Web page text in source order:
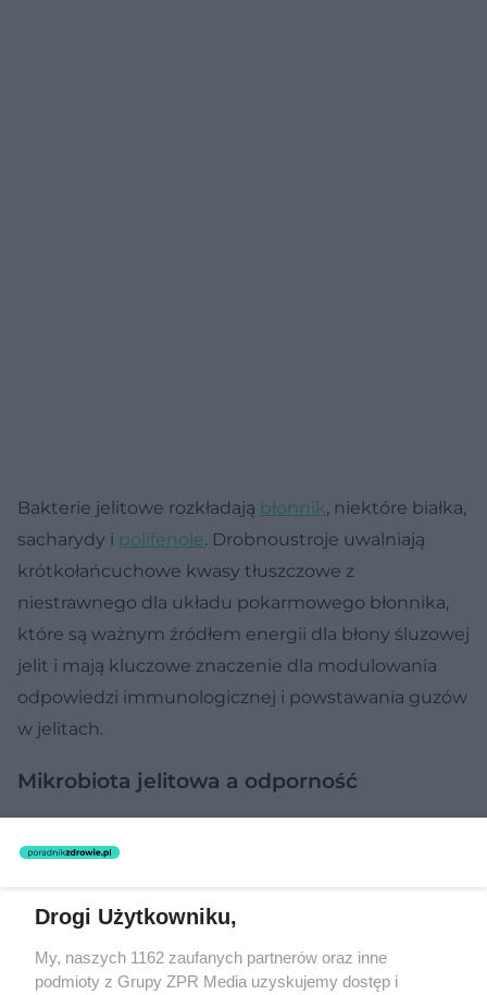
Bakterie jelitowe rozkładają błonnik, niektóre białka,
sacharydy i polifenole. Drobnoustroje uwalniają
krótkołańcuchowe kwasy tłuszczowe z
niestrawnego dla układu pokarmowego błonnika,
które są ważnym źródłem energii dla błony śluzowej
jelit i mają kluczowe znaczenie dla modulowania
odpowiedzi immunologicznej i powstawania guzów
w jelitach.
Mikrobiota jelitowa a odporność
odpornościowym gospodarza są liczne i złożone.
rozpoznawania bakterii komensalnych („dobrych”) i
patogennych (chorobotwórczych).
Drogi Użytkowniku,
My, naszych 1162 zaufanych partnerów oraz inne
podmioty z Grupy ZPR Media uzyskujemy dostęp i